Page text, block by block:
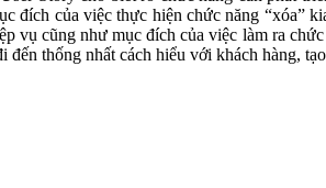
đích của việc thực hiện chức năng “xóa”
vụ cũng như mục đích của việc làm ra
đến thống nhất cách hiểu với khách hàng,